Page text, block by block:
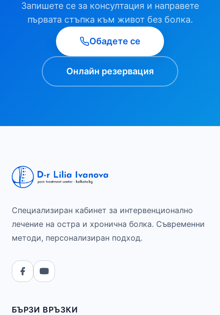
Запишете се за консултация и направете
първата стъпка към живот без болка.
Обадете се
Онлайн резервация
Специализиран кабинет за интервенционално
лечение на остра и хронична болка. Съвременни
методи, персонализиран подход.
БЪРЗИ ВРЪЗКИ